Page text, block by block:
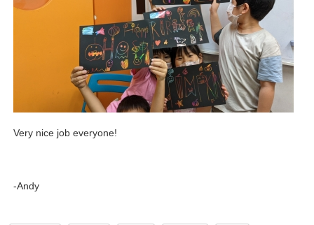
Very nice job everyone!
-Andy